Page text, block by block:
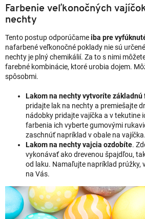
Farbenie veľkonočných
nechty
Tento postup odporúčameiba pre
nafarbené veľkonočné poklady nie sú
nechty je plný chemikálií. Za to s nimi
farebné kombinácie, ktoré urobia dojem.
spôsobmi.
Lakom na nechty vytvoríte základnú
pridajte lak na nechty a premiešajte
nádobky pridajte vajíčka a v tekutine
farbenia ich vyberte gumovými
zaschnúť napríklad v obale na vajíčka.
Lakom na nechty vajcia ozdobíte.
vykonávať ako drevenou špajdľou,
od laku. Namaľujte napríklad prúžky,
na Vás.